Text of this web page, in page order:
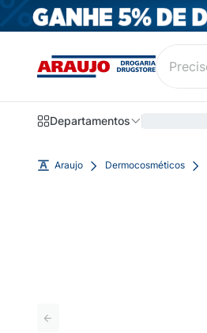
Departamentos
Araujo Dermocosméticos